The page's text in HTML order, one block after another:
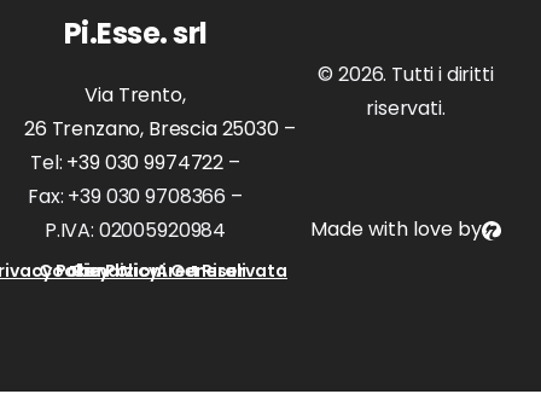
Pi.Esse. srl
Via Trento,
26 Trenzano, Brescia 25030–
Tel: +39 030 9974722 –
Fax: +39 030 9708366 –
P.IVA: 02005920984
Policy
Cookie Policy
Condizioni Generali
Area Riservata
© 2026. Tutti i diritti
riservati.
Made with love by